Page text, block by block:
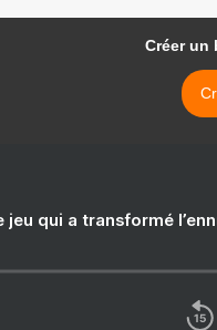
Créer un
jeu qui a transformé